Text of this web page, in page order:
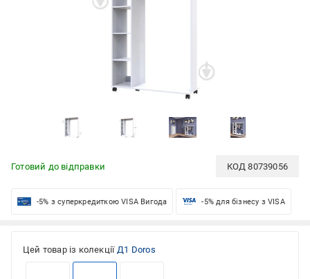
Готовий до відправки КОД80739056
-5% з суперкредиткою VISA Вигода -5% для бізнесу з VISA
Цей товар із колекції Д1 Doros